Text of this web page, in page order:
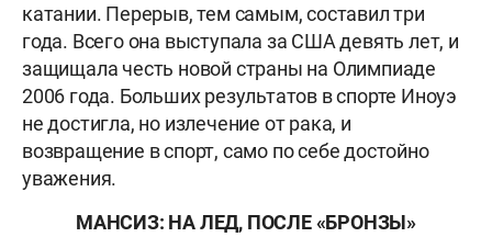
катании. Перерыв, тем самым, составил три
года. Всего она выступала за США девять лет, и
защищала честь новой страны на Олимпиаде
2006 года. Больших результатов в спорте Иноуэ
не достигла, но излечение от рака, и
возвращение в спорт, само по себе достойно
уважения.
МАНСИЗ: НА ЛЕД, ПОСЛЕ «БРОНЗЫ»